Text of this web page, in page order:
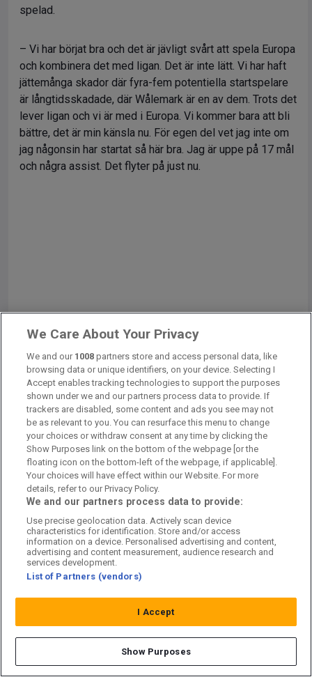
spelad.
– Vi har börjat bra och det är jävligt svårt att spela Europa
och kombinera det med ligan. Det är inte lätt. Vi har haft
jättemånga skador där fyra-fem potentiella startspelare
är långtidsskadade, där Wålemark är en av dem. Trots det
lever ligan och vi är med i Europa. Vi kommer bara att bli
bättre, det är min känsla nu. För egen del vet jag inte om
jag någonsin har startat så här bra. Jag är uppe på 17 mål
och några assist. Det flyter på just nu.
Har du någonsin varit så här bra?
– Nej. Jag känner mig som bäst nu och har gjort det
under de senaste åren. När jag har kommit upp i åren
känner jag att jag har blivit mycket mer mogen i mitt spel.
Jag läser av spelet på ett annat sätt, mina avslut har
blivit bättre och rörelsemönstret också. Jag skulle säga
att jag aldrig har varit bättre än vad jag har varit de
senaste åren, avslutar Mikael Ishak.
Den här artikeln handlar om:
Dela artikel: X
F
a
T
hr
C
o
We Care About Your Privacy
We and our 1008 partners store and access personal data, like
browsing data or unique identifiers, on your device. Selecting I
Accept enables tracking technologies to support the purposes
shown under we and our partners process data to provide. If
trackers are disabled, some content and ads you see may not
be as relevant to you. You can resurface this menu to change
your choices or withdraw consent at any time by clicking the
Show Purposes link on the bottom of the webpage [or the
floating icon on the bottom-left of the webpage, if applicable].
Your choices will have effect within our Website. For more
details, refer to our Privacy Policy.
We and our partners process data to provide:
Use precise geolocation data. Actively scan device
characteristics for identification. Store and/or access
information on a device. Personalised advertising and content,
advertising and content measurement, audience research and
services development.
List of Partners (vendors)
I Accept
Show Purposes